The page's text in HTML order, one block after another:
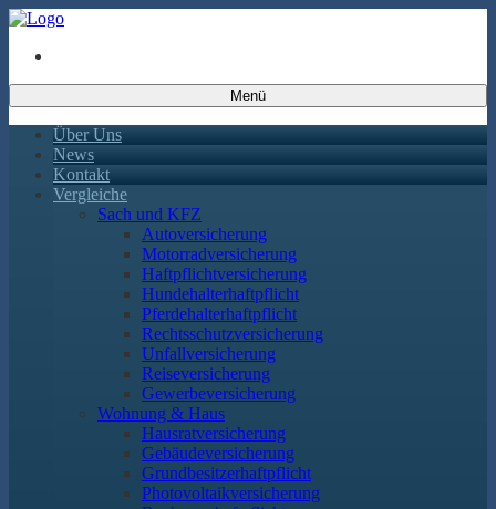
Menü
Über Uns
News
Kontakt
Vergleiche
Sach und KFZ
Autoversicherung
Motorradversicherung
Haftpflichtversicherung
Hundehalterhaftpflicht
Pferdehalterhaftpflicht
Rechtsschutzversicherung
Unfallversicherung
Reiseversicherung
Gewerbeversicherung
Wohnung & Haus
Hausratversicherung
Gebäudeversicherung
Grundbesitzerhaftpflicht
Photovoltaikversicherung